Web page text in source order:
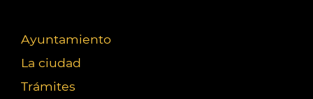
Ayuntamiento
La ciudad
Trámites